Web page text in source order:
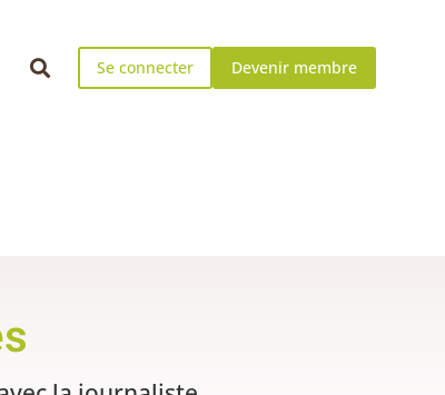
Se connecter Devenir membre